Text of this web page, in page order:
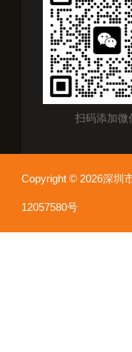
扫码添加微
Copyright © 2026深圳
12057580号